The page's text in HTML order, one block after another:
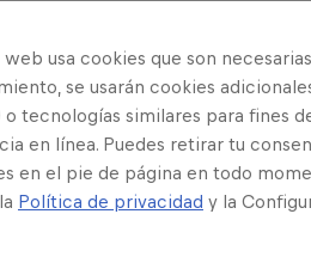
web usa cookies que son
se usarán cookies
tecnologías similares para fines
en línea. Puedes retirar tu
en el pie de página en todo
Política de privacidad y la